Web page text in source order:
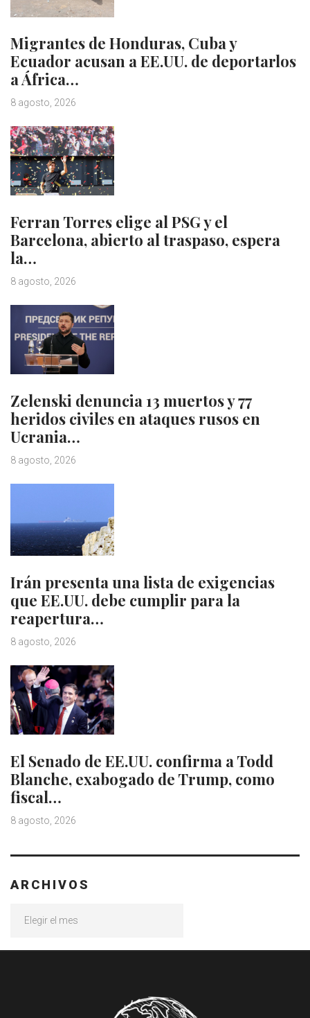
Migrantes de Honduras, Cuba y
Ecuador acusan a EE.UU. de deportarlos
a África…
8 agosto, 2026
Ferran Torres elige al PSG y el
Barcelona, abierto al traspaso, espera
la…
8 agosto, 2026
Zelenski denuncia 13 muertos y 77
heridos civiles en ataques rusos en
Ucrania…
8 agosto, 2026
Irán presenta una lista de exigencias
que EE.UU. debe cumplir para la
reapertura…
8 agosto, 2026
El Senado de EE.UU. confirma a Todd
Blanche, exabogado de Trump, como
fiscal…
8 agosto, 2026
ARCHIVOS